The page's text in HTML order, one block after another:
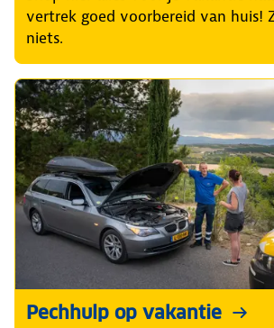
vertrek goed voorbereid van huis!
niets.
Pechhulp op vakantie